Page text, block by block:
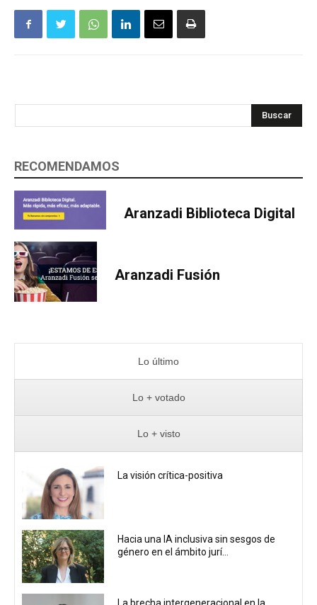
Buscar
RECOMENDAMOS
Aranzadi Biblioteca Digital
Aranzadi Fusión
Lo último
Lo + votado
Lo + visto
La visión crítica-positiva
Hacia una IA inclusiva sin sesgos de
género en el ámbito jurí...